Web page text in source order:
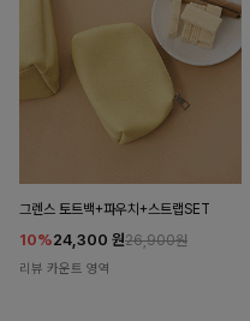
그렌스 토트백+파우치+스트랩SET
10%24,300 원26,900원
리뷰 카운트 영역